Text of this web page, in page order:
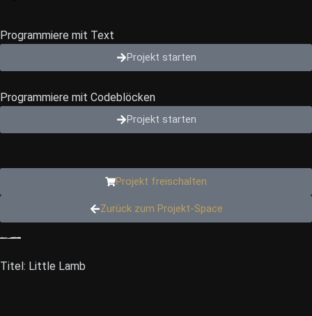
Programmiere mit Text
Projekt starten
Programmiere mit Codeblöcken
Projekt starten
Projekt freischalten
Zurück zum Projekt-Space
Titel: Little Lamb